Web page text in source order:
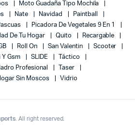
Moto Guadaña Tipo Mochila
Nate Navidad
Paintball
Picadora De Vegetales 9 En 1
De Tu Hogar Quito
Recargable
Roll On San Valentin
Scooter
Y Gsm
SLIDE
Táctico
Profesional
Taser
Sin Moscos Vidrio
. All right reserved.